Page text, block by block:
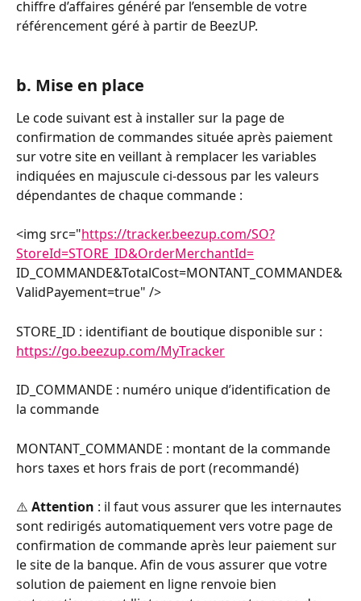
chiffre d’affaires généré par l’ensemble de votre
référencement géré à partir de BeezUP.
b. Mise en place
Le code suivant est à installer sur la page de
confirmation de commandes située après paiement
sur votre site en veillant à remplacer les variables
indiquées en majuscule ci-dessous par les valeurs
dépendantes de chaque commande :
<img src="https://tracker.beezup.com/SO?
StoreId=STORE_ID&OrderMerchantId=
ID_COMMANDE&TotalCost=MONTANT_COMMANDE&
ValidPayement=true" />
STORE_ID : identifiant de boutique disponible sur :
https://go.beezup.com/MyTracker
ID_COMMANDE : numéro unique d’identification de
la commande
MONTANT_COMMANDE : montant de la commande
hors taxes et hors frais de port (recommandé)
⚠️ Attention : il faut vous assurer que les internautes
sont redirigés automatiquement vers votre page de
confirmation de commande après leur paiement sur
le site de la banque. Afin de vous assurer que votre
solution de paiement en ligne renvoie bien